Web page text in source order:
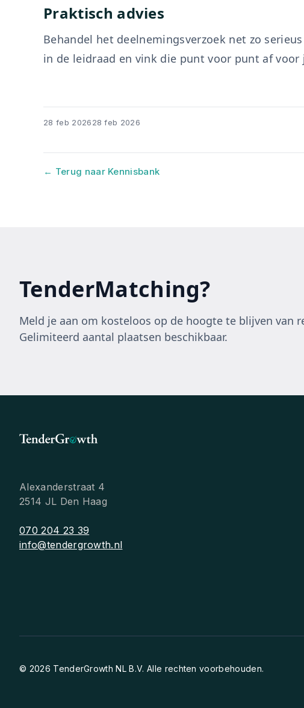
Praktisch advies
Behandel het deelnemingsverzoek net zo
in de leidraad en vink die punt voor punt af
← Terug naar Kennisbank
28 feb 202628 feb 2026
TenderMatching?
Meld je aan om kosteloos op de hoogte te blijven van
Gelimiteerd aantal plaatsen beschikbaar.
Alexanderstraat 4
2514 JL Den Haag
070 204 23 39
info@tendergrowth.nl
© 2026 TenderGrowth NL B.V. Alle rechten voorbehouden.